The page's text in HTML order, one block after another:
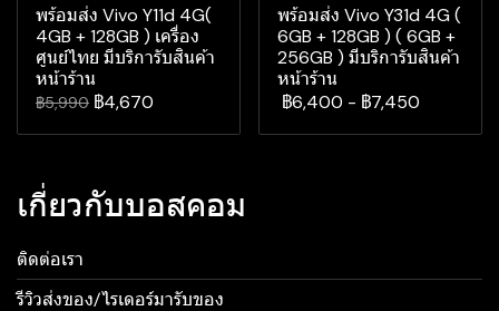
พร้อมส่ง Vivo Y11d 4G(
4GB + 128GB ) เครื่อง
ศูนย์ไทย มีบริการับสินค้า
หน้าร้าน
฿5,990 ฿4,670
พร้อมส่ง Vivo Y31d 4G (
6GB + 128GB ) ( 6GB +
256GB ) มีบริการับสินค้า
หน้าร้าน
฿6,400 - ฿7,450
เกี่ยวกับบอสคอม
ติดต่อเรา
รีวิวส่งของ/ไรเดอร์มารับของ